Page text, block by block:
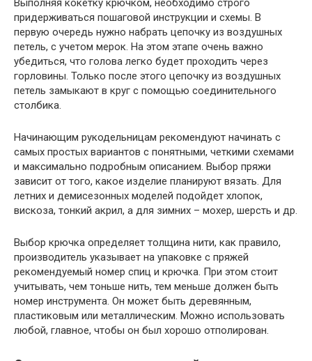
Выполняя кокетку крючком, необходимо строго
придерживаться пошаговой инструкции и схемы. В
первую очередь нужно набрать цепочку из воздушных
петель, с учетом мерок. На этом этапе очень важно
убедиться, что голова легко будет проходить через
горловины. Только после этого цепочку из воздушных
петель замыкают в круг с помощью соединительного
столбика.
Начинающим рукодельницам рекомендуют начинать с
самых простых вариантов с понятными, четкими схемами
и максимально подробным описанием. Выбор пряжи
зависит от того, какое изделие планируют вязать. Для
летних и демисезонных моделей подойдет хлопок,
вискоза, тонкий акрил, а для зимних – мохер, шерсть и др.
Выбор крючка определяет толщина нити, как правило,
производитель указывает на упаковке с пряжей
рекомендуемый номер спиц и крючка. При этом стоит
учитывать, чем тоньше нить, тем меньше должен быть
номер инструмента. Он может быть деревянным,
пластиковым или металлическим. Можно использовать
любой, главное, чтобы он был хорошо отполирован.